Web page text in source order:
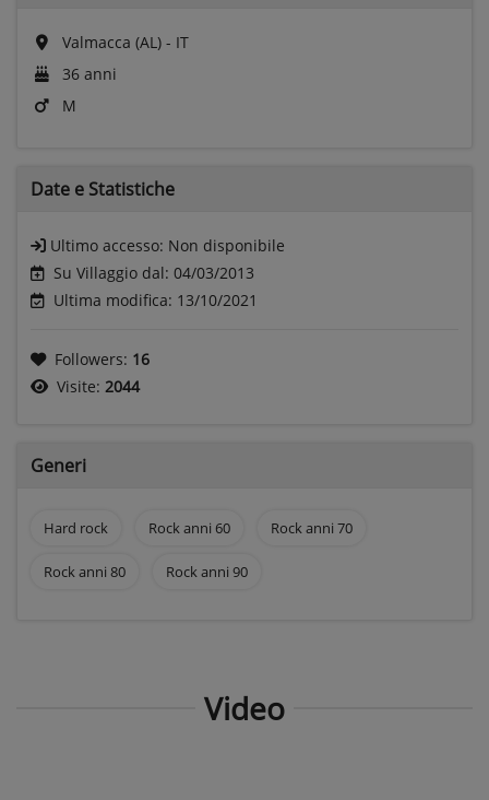
Valmacca (AL) - IT
36 anni
M
Date e Statistiche
Ultimo accesso: Non disponibile
Su Villaggio dal: 04/03/2013
Ultima modifica: 13/10/2021
Followers: 16
Visite: 2044
Generi
Hard rock Rock anni 60 Rock anni 70
Rock anni 80 Rock anni 90
Video